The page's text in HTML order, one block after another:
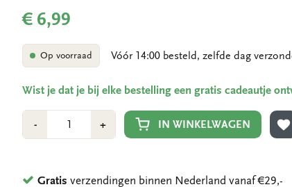
€ 6,99
Op voorraad Vóór 14:00 besteld, zelfde dag
Wist je dat je bij elke bestelling een gratis cadeautje
-Min
1
+Plus
1
IN WINKELWAGEN
Gratis verzendingen binnen Nederland vanaf €29,-